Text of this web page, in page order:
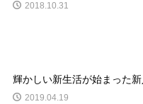
2018.10.31
輝かしい新生活が始まった新
2019.04.19